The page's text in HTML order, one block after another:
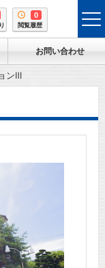
0
閲覧履歴
お問い合わせ
ンⅢ